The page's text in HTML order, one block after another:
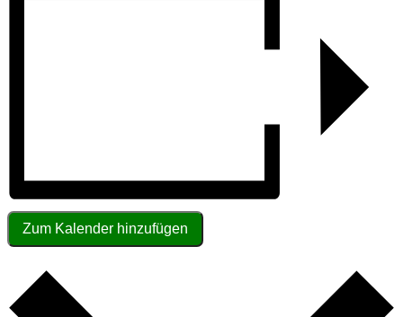
Zum Kalender hinzufügen